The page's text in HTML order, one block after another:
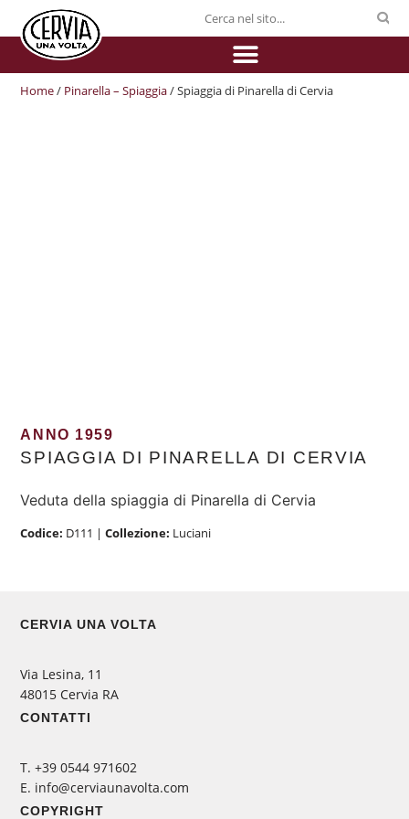
Home/ Pinarella – Spiaggia/ Spiaggia di Pinarella di Cervia
ANNO 1959
SPIAGGIA DI PINARELLA DI CERVIA
Veduta della spiaggia di Pinarella di Cervia
Codice: D111 |Collezione: Luciani
CERVIA UNA VOLTA
Via Lesina, 11
48015 Cervia RA
CONTATTI
‭T. +39 0544 971602
E. info@cerviaunavolta.com
COPYRIGHT